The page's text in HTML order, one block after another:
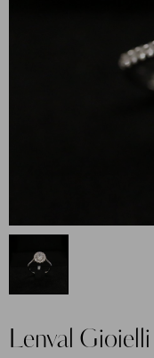
Lenval Gioielli